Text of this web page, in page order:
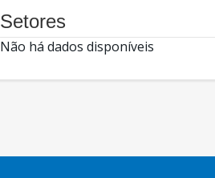
Setores
Não há dados disponíveis